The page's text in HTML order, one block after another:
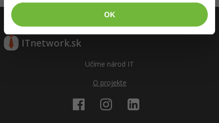
OK
Aktivity
ITnetwork.sk
Učíme národ IT
O projekte